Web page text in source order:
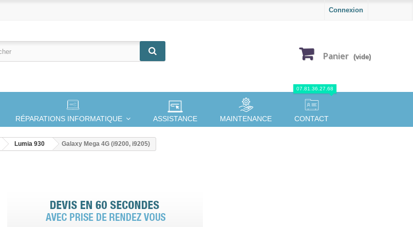
Connexion
Panier (vide)
RÉPARATIONS INFORMATIQUE ASSISTANCE MAINTENANCE CONTACT
07.81.36.27.68
Lumia 930 Galaxy Mega 4G (i9200, i9205)